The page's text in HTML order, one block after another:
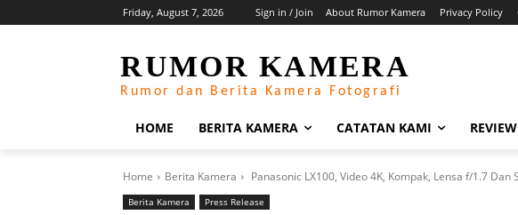
Friday, August 7, 2026 Sign in / Join About Rumor Kamera Privacy Policy
RUMOR KAMERA
Rumor dan Berita Kamera Fotografi
HOME BERITA KAMERA CATATAN KAMI
Home Berita Kamera Panasonic LX100, Video 4K, Kompak, Lensa f/1.7 Dan
Berita Kamera Press Release